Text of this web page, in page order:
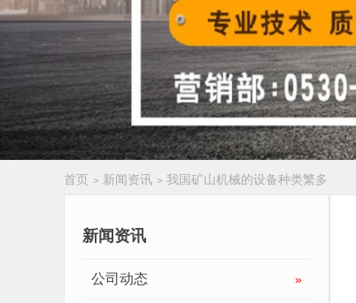
首页 > 新闻资讯 > 我国矿山机械的设备种类繁多
新闻资讯
公司动态 »